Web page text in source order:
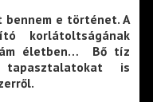
e történet. A
korlátoltságának
életben… Bő tíz
is